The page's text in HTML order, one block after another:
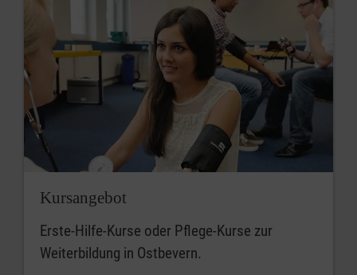
Kursangebot
Erste-Hilfe-Kurse oder Pflege-Kurse zur
Weiterbildung in Ostbevern.